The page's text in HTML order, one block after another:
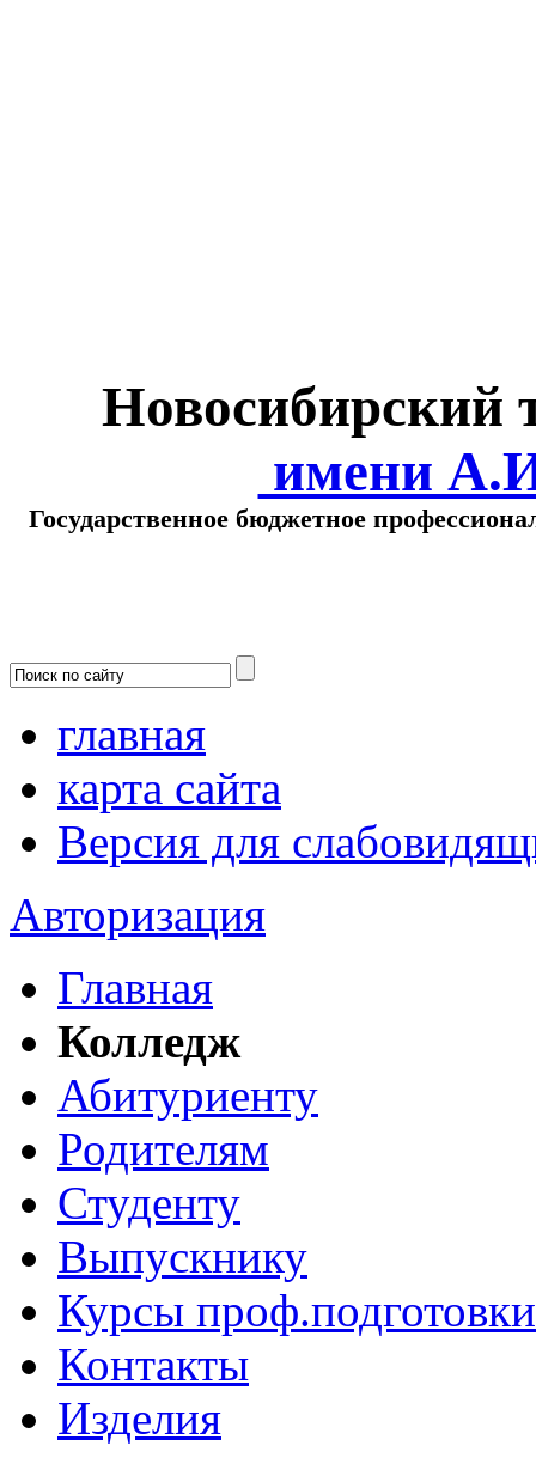
Новосибирский
имени
Государственное бюджетное
главная
карта сайта
Версия для
Авторизация
Главная
Колледж
Абитуриенту
Родителям
Студенту
Выпускнику
Курсы проф.подготовки
Контакты
Изделия